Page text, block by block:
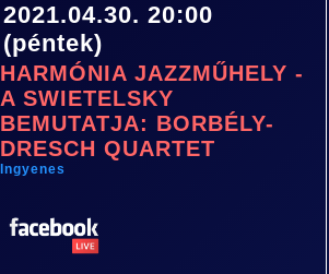
2021.04.30. 20:00
(péntek)
HARMÓNIA JAZZMŰHELY -
A SWIETELSKY
BEMUTATJA: BORBÉLY-
DRESCH QUARTET
Ingyenes